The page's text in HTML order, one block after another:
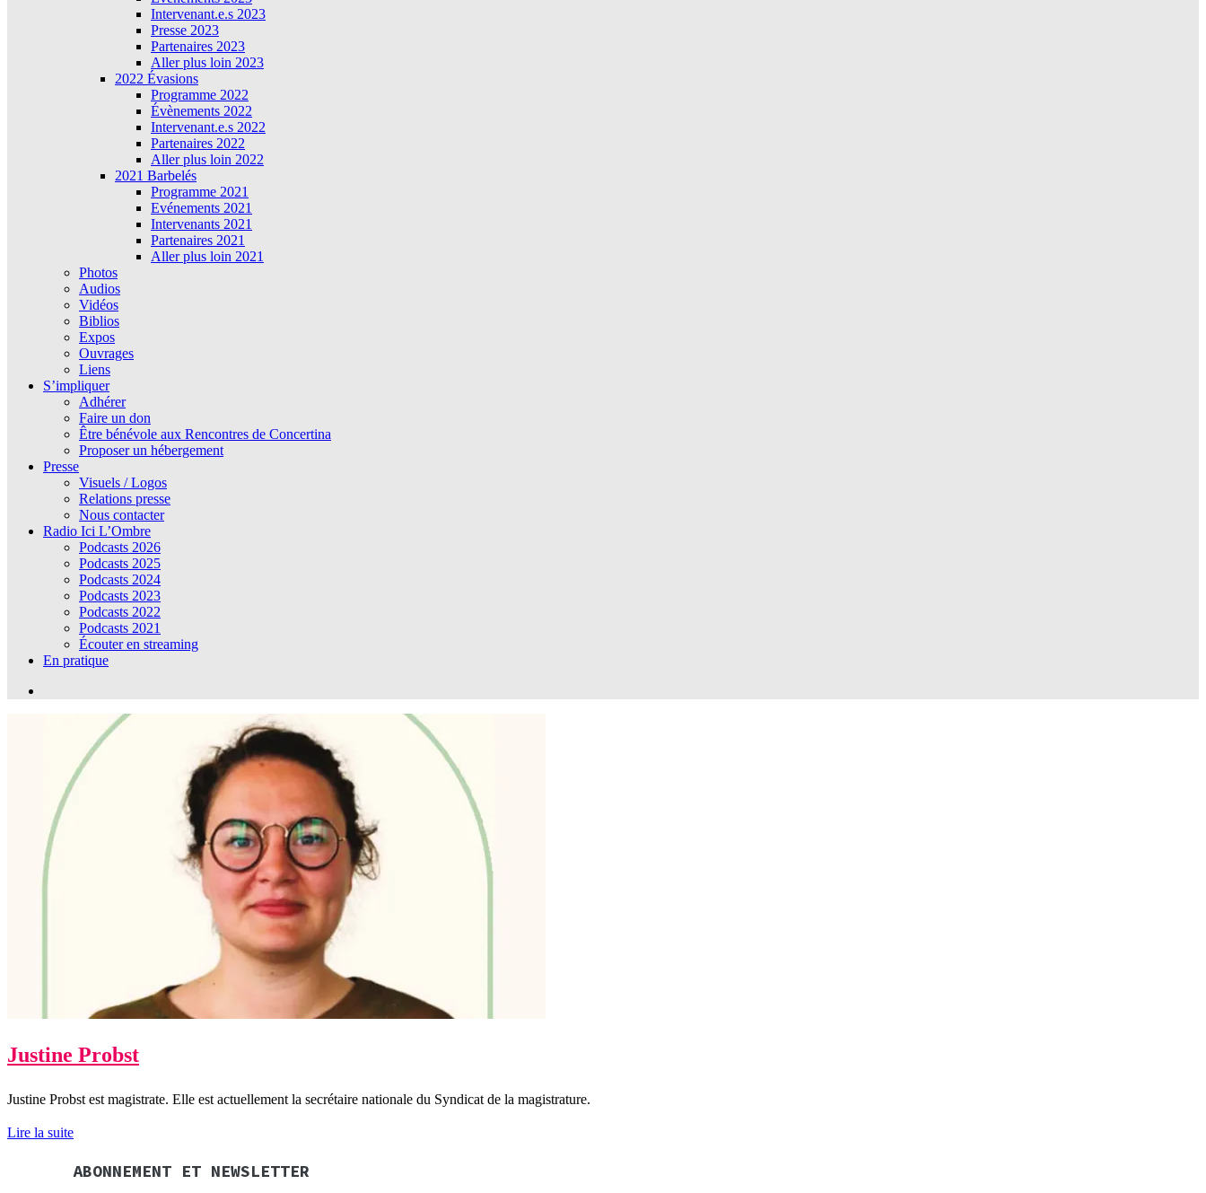
Intervenant.e.s 2023
Presse 2023
Partenaires 2023
Aller plus loin 2023
2022 Évasions
Programme 2022
Évènements 2022
Intervenant.e.s 2022
Partenaires 2022
Aller plus loin 2022
2021 Barbelés
Programme 2021
Evénements 2021
Intervenants 2021
Partenaires 2021
Aller plus loin 2021
Photos
Audios
Vidéos
Biblios
Expos
Ouvrages
Liens
S’impliquer
Adhérer
Faire un don
Être bénévole aux Rencontres de Concertina
Proposer un hébergement
Presse
Visuels / Logos
Relations presse
Nous contacter
Radio Ici L’Ombre
Podcasts 2026
Podcasts 2025
Podcasts 2024
Podcasts 2023
Podcasts 2022
Podcasts 2021
Écouter en streaming
En pratique
Justine Probst
Justine Probst est magistrate. Elle est actuellement la secrétaire nationale du Syndicat de la magistrature.
Lire la suite
ABONNEMENT ET NEWSLETTER